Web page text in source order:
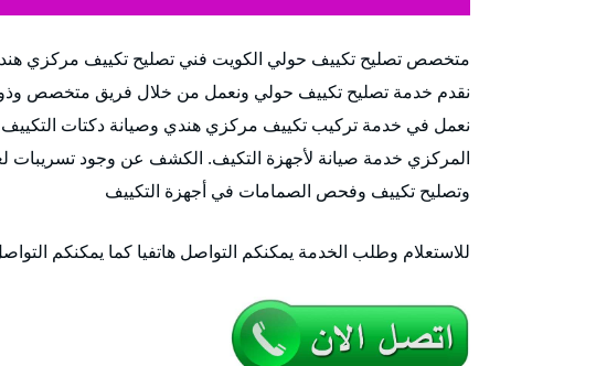
متخصص تصليح تكييف حولي الكويت فني تصليح تكييف مركزي
نقدم خدمة تصليح تكييف حولي ونعمل من خلال فريق متخصص وذو
نعمل في خدمة تركيب تكييف مركزي هندي وصيانة دكتات
المركزي خدمة صيانة لأجهزة التكيف. الكشف عن وجود تسريبات
وتصليح تكييف وفحص الصمامات في أجهزة التكييف
للاستعلام وطلب الخدمة يمكنكم التواصل هاتفيا كما يمكنكم